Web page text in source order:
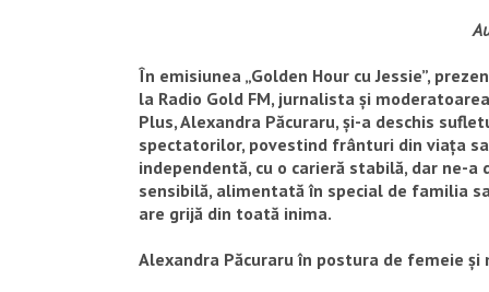
În emisiunea „Golden Hour cu Jessie”,
la Radio Gold FM, jurnalista și
Plus, Alexandra Păcuraru, și-a deschis
spectatorilor, povestind frânturi din viața
independentă, cu o carieră stabilă, dar ne-
sensibilă, alimentată în special de familia
are grijă din toată inima.
Alexandra Păcuraru în postura de femeie și